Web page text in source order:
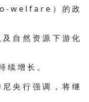
welfare）的政
自然资源下游化
续增长。
央行强调，将继